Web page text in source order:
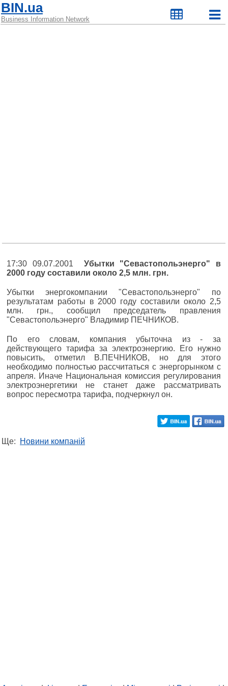
BIN.ua
Business Information Network
17:30 09.07.2001 Убытки "Севастопольэнерго" в
2000 году составили около 2,5 млн. грн.
Убытки энергокомпании "Севастопольэнерго" по
результатам работы в 2000 году составили около 2,5
млн. грн., сообщил председатель правления
"Севастопольэнерго" Владимир ПЕЧНИКОВ.
По его словам, компания убыточна из - за
действующего тарифа за электроэнергию. Его нужно
повысить, отметил В.ПЕЧНИКОВ, но для этого
необходимо полностью рассчитаться с энергорынком с
апреля. Иначе Национальная комиссия регулирования
электроэнергетики не станет даже рассматривать
вопрос пересмотра тарифа, подчеркнул он.
Ще: Новини компаній